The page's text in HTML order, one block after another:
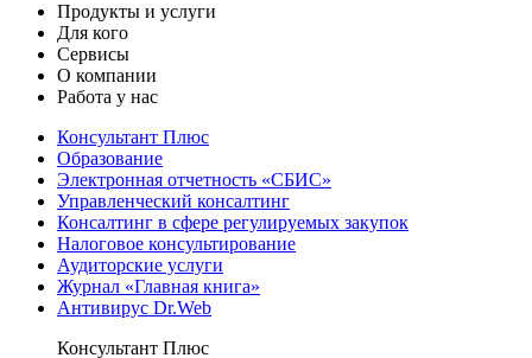
Продукты и услуги
Для кого
Сервисы
О компании
Работа у нас
Консультант Плюс
Образование
Электронная отчетность «СБИС»
Управленческий консалтинг
Консалтинг в сфере регулируемых закупок
Налоговое консультирование
Аудиторские услуги
Журнал «Главная книга»
Антивирус Dr.Web
Консультант Плюс